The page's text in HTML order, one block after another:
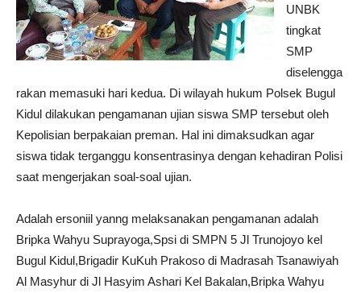
UNBK
tingkat
SMP
diselengga
rakan memasuki hari kedua. Di wilayah hukum Polsek Bugul
Kidul dilakukan pengamanan ujian siswa SMP tersebut oleh
Kepolisian berpakaian preman. Hal ini dimaksudkan agar
siswa tidak terganggu konsentrasinya dengan kehadiran Polisi
saat mengerjakan soal-soal ujian.
Adalah ersoniil yanng melaksanakan pengamanan adalah
Bripka Wahyu Suprayoga,Spsi di SMPN 5 Jl Trunojoyo kel
Bugul Kidul,Brigadir KuKuh Prakoso di Madrasah Tsanawiyah
Al Masyhur di Jl Hasyim Ashari Kel Bakalan,Bripka Wahyu